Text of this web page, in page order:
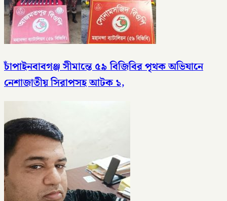
চাঁপাইনবাবগঞ্জ সীমান্তে ৫৯ বিজিবির পৃথক অভিযানে
নেশাজাতীয় সিরাপসহ আটক ১,